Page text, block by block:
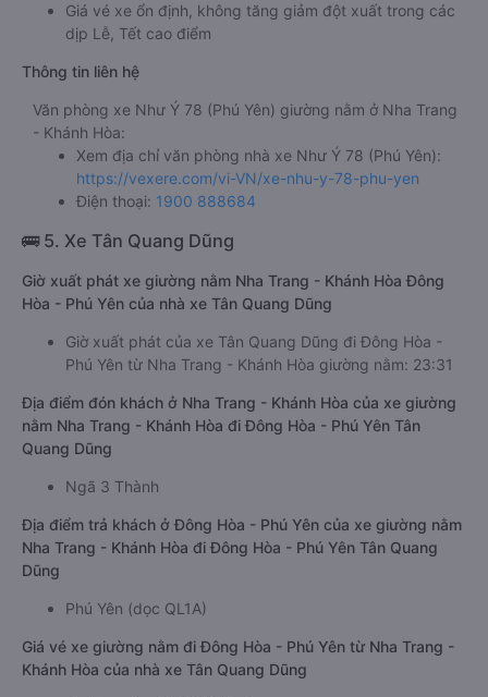
Giá vé xe ổn định, không tăng giảm đột xuất trong các
dịp Lễ, Tết cao điểm
Thông tin liên hệ
Văn phòng xe Như Ý 78 (Phú Yên) giường nằm ở Nha Trang
- Khánh Hòa:
Xem địa chỉ văn phòng nhà xe Như Ý 78 (Phú Yên):
https://vexere.com/vi-VN/xe-nhu-y-78-phu-yen
Điện thoại: 1900 888684
🚌 5. Xe Tân Quang Dũng
Giờ xuất phát xe giường nằm Nha Trang - Khánh Hòa Đông
Hòa - Phú Yên của nhà xe Tân Quang Dũng
Giờ xuất phát của xe Tân Quang Dũng đi Đông Hòa -
Phú Yên từ Nha Trang - Khánh Hòa giường nằm: 23:31
Địa điểm đón khách ở Nha Trang - Khánh Hòa của xe giường
nằm Nha Trang - Khánh Hòa đi Đông Hòa - Phú Yên Tân
Quang Dũng
Ngã 3 Thành
Địa điểm trả khách ở Đông Hòa - Phú Yên của xe giường nằm
Nha Trang - Khánh Hòa đi Đông Hòa - Phú Yên Tân Quang
Dũng
Phú Yên (dọc QL1A)
Giá vé xe giường nằm đi Đông Hòa - Phú Yên từ Nha Trang -
Khánh Hòa của nhà xe Tân Quang Dũng